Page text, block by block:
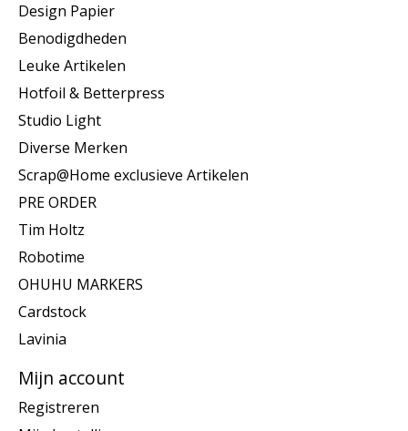
Design Papier
Benodigdheden
Leuke Artikelen
Hotfoil & Betterpress
Studio Light
Diverse Merken
Scrap@Home exclusieve Artikelen
PRE ORDER
Tim Holtz
Robotime
OHUHU MARKERS
Cardstock
Lavinia
Mijn account
Registreren